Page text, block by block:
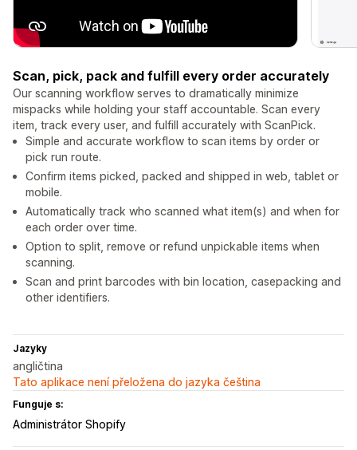
Scan, pick, pack and fulfill every order accurately
Our scanning workflow serves to dramatically minimize
mispacks while holding your staff accountable. Scan every
item, track every user, and fulfill accurately with ScanPick.
Simple and accurate workflow to scan items by order or
pick run route.
Confirm items picked, packed and shipped in web, tablet or
mobile.
Automatically track who scanned what item(s) and when for
each order over time.
Option to split, remove or refund unpickable items when
scanning.
Scan and print barcodes with bin location, casepacking and
other identifiers.
Jazyky
angličtina
Tato aplikace není přeložena do jazyka čeština
Funguje s:
Administrátor Shopify